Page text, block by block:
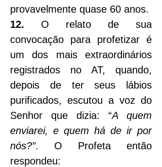
provavelmente quase 60 anos.
12. O relato de sua
convocação para profetizar é
um dos mais extraordinários
registrados no AT, quando,
depois de ter seus lábios
purificados, escutou a voz do
Senhor que dizia: “A quem
enviarei, e quem há de ir por
nós?”. O Profeta então
respondeu: